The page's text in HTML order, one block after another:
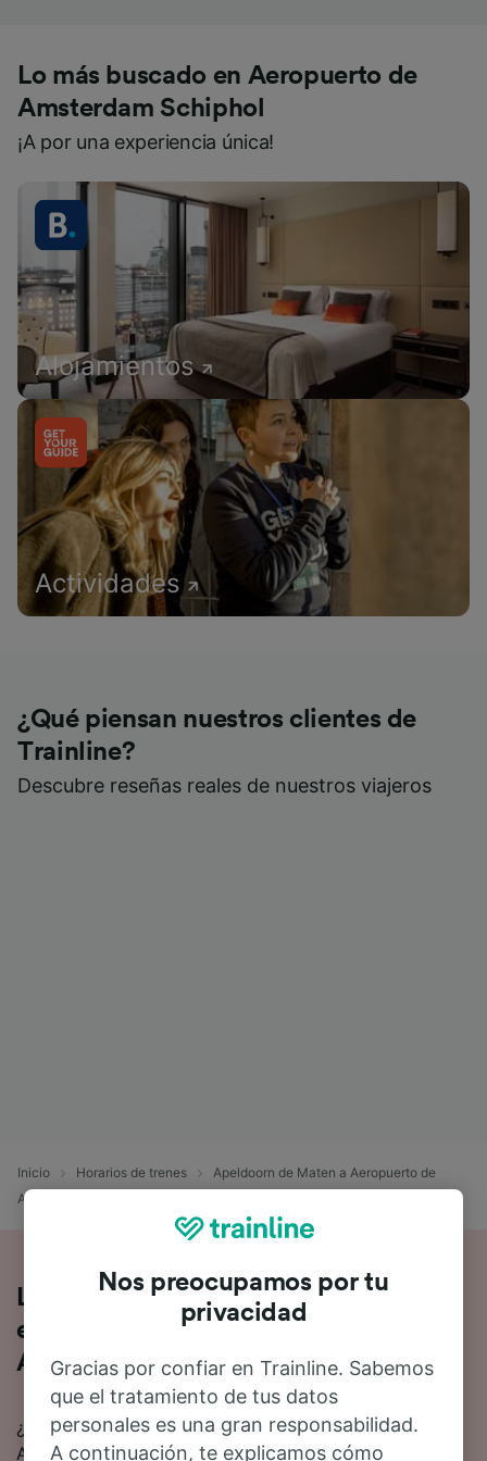
Lo más buscado en Aeropuerto de
Amsterdam Schiphol
¡A por una experiencia única!
Alojamientos
Actividades
¿Qué piensan nuestros clientes de
Trainline?
Descubre reseñas reales de nuestros viajeros
Inicio Horarios de trenes
Apeldoorn de Maten a Aeropuerto de
Amsterdam Schiphol
Lo que tienes que saber sobre el viaje
en tren de Apeldoorn de Maten a
Aeropuerto de Amsterdam Schiphol
¿Quieres saber más sobre el viaje en tren de
Apeldoorn de Maten a Aeropuerto de Amsterdam
Nos preocupamos por tu
privacidad
Gracias por confiar en Trainline. Sabemos
que el tratamiento de tus datos
personales es una gran responsabilidad.
A continuación, te explicamos cómo